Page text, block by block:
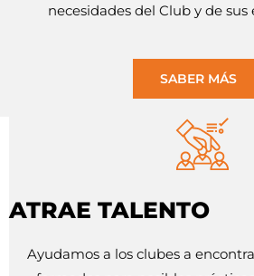
necesidades del Club y de
SABER MÁS
ATRAE TALENTO
Ayudamos a los clubes a